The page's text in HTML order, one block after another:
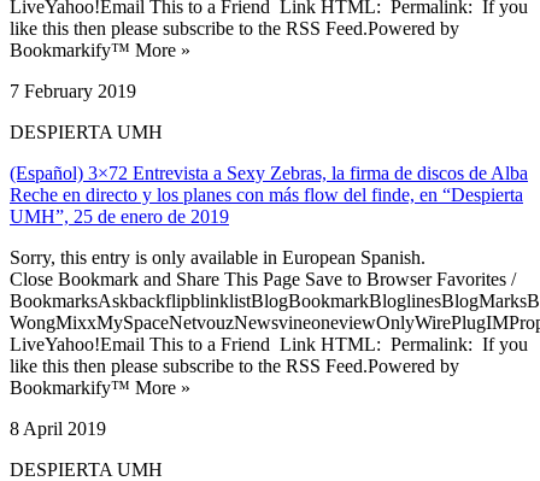
LiveYahoo!Email This to a Friend Link HTML: Permalink: If you
like this then please subscribe to the RSS Feed.Powered by
Bookmarkify™ More »
7 February 2019
DESPIERTA UMH
(Español) 3×72 Entrevista a Sexy Zebras, la firma de discos de Alba
Reche en directo y los planes con más flow del finde, en “Despierta
UMH”, 25 de enero de 2019
Sorry, this entry is only available in European Spanish.
Close Bookmark and Share This Page Save to Browser Favorites /
LiveYahoo!Email This to a Friend Link HTML: Permalink: If you
like this then please subscribe to the RSS Feed.Powered by
Bookmarkify™ More »
8 April 2019
DESPIERTA UMH